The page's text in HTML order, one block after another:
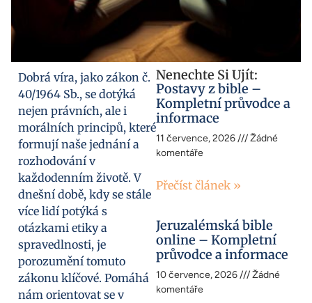
Dobrá víra, jako zákon č.
40/1964 Sb., se dotýká
nejen právních, ale i
morálních principů, které
formují naše jednání a
rozhodování v
každodenním životě. V
dnešní době, kdy se stále
více lidí potýká s
otázkami etiky a
spravedlnosti, je
porozumění tomuto
zákonu klíčové. Pomáhá
nám orientovat se v
Nenechte Si Ujít:
Postavy z bible –
Kompletní průvodce a
informace
11 července, 2026
Žádné
komentáře
Přečíst článek »
Jeruzalémská bible
online – Kompletní
průvodce a informace
10 července, 2026
Žádné
komentáře